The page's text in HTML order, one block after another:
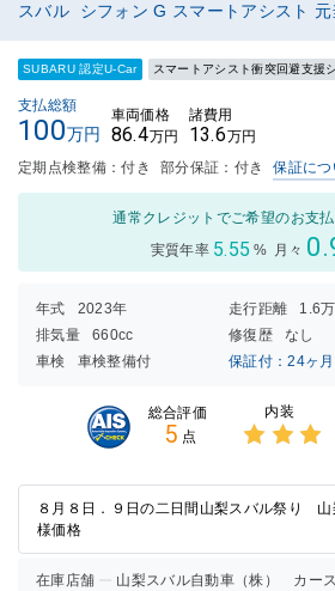
スバル シフォン G スマートアシスト
SUBARU 認定U-Car スマートアシスト衝突回避支援
支払総額
100万円
車両価格
86.4万円
諸費用
13.6万円
定期点検整備：付き 部分保証：付き 保証につ
通常クレジットでご希望のお支
実質年率 5.55 % 月々
年式 2023年 走行距離
1.6
排気量
660cc 修復歴
なし
車検
車検整備付 保証付：24ヶ
総合評価
5 点
内装
3点の
評価
８月８日．９日の二日間山梨スバル祭り
様価格
在庫店舗 山梨スバル自動車（株） カー